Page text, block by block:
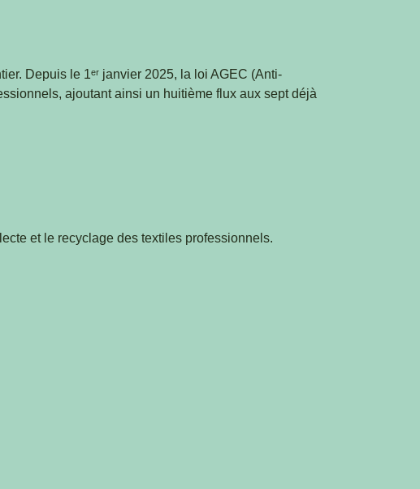
Depuis le 1ᵉʳ janvier 2025, la loi AGEC (Anti-
ajoutant ainsi un huitième flux aux sept déjà
et le recyclage des textiles professionnels.